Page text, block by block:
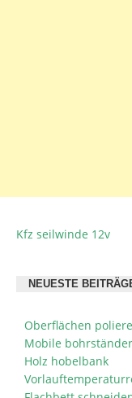
Kfz seilwinde 12v
NEUESTE
Oberflächen
Mobile bohrständer
Holz hobelbank